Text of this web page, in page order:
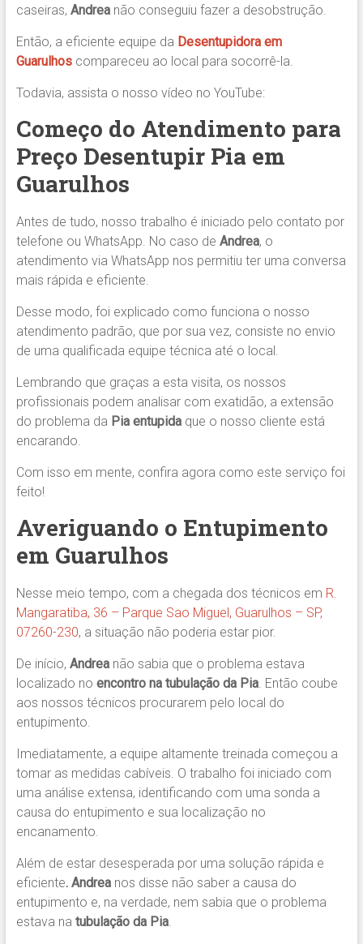
caseiras, Andreanão conseguiu fazer a desobstrução.
Então, a eficiente equipe da Desentupidoraem
Guarulhoscompareceu ao local para socorrê-la.
Todavia, assista o nosso vídeo no YouTube:
Começo do Atendimento para
Preço Desentupir Pia em
Guarulhos
Antes de tudo, nosso trabalho é iniciado pelo contato por
telefone ou WhatsApp. No caso de Andrea, o
atendimento via WhatsApp nos permitiu ter uma conversa
mais rápida e eficiente.
Desse modo, foi explicado como funciona o nosso
atendimento padrão, que por sua vez, consiste no envio
de uma qualificada equipe técnica até o local.
Lembrando que graças a esta visita, os nossos
profissionais podem analisar com exatidão, a extensão
do problema da Pia entupida que o nosso cliente está
encarando.
Com isso em mente, confira agora como este serviço foi
feito!
Averiguando o Entupimento
em Guarulhos
Nesse meio tempo, com a chegada dos técnicos em R.
Mangaratiba, 36 – Parque Sao Miguel, Guarulhos – SP,
07260-230, a situação não poderia estar pior.
De início, Andreanão sabia que o problema estava
localizado no encontro na tubulação da Pia. Então coube
aos nossos técnicos procurarem pelo local do
entupimento.
Imediatamente, a equipe altamente treinada começou a
tomar as medidas cabíveis. O trabalho foi iniciado com
uma análise extensa, identificando com uma sonda a
causa do entupimento e sua localização no
encanamento.
Além de estar desesperada por uma solução rápida e
eficiente. Andreanos disse não saber a causa do
entupimento e, na verdade, nem sabia que o problema
estava na tubulação da Pia.